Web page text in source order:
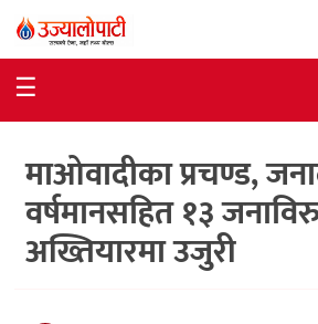
राजनीति
विशेष
आर्थिक
विचार
☰
माओवादीका प्रचण्ड,
वर्षमानसहित १३
अख्तियारमा उजुरी